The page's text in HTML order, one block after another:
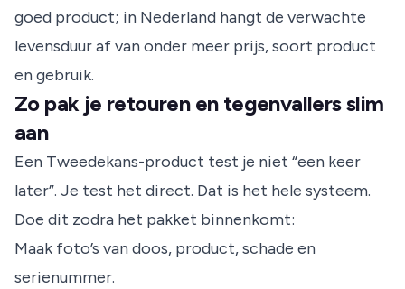
goed product; in Nederland hangt de verwachte
levensduur af van onder meer prijs, soort product
en gebruik.
Zo pak je retouren en tegenvallers slim
aan
Een Tweedekans-product test je niet “een keer
later”. Je test het direct. Dat is het hele systeem.
Doe dit zodra het pakket binnenkomt:
Maak foto’s van doos, product, schade en
serienummer.